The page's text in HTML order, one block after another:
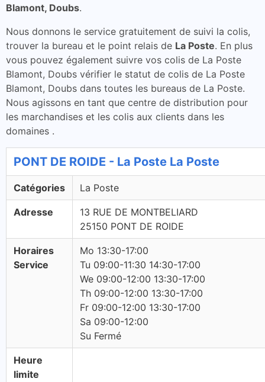
Blamont, Doubs.
Nous donnons le service gratuitement de suivi la colis,
trouver la bureau et le point relais de La Poste. En plus
vous pouvez également suivre vos colis de La Poste
Blamont, Doubs vérifier le statut de colis de La Poste
Blamont, Doubs dans toutes les bureaus de La Poste.
Nous agissons en tant que centre de distribution pour
les marchandises et les colis aux clients dans les
domaines .
PONT DE ROIDE - La Poste La Poste
Catégories La Poste
Adresse
13 RUE DE MONTBELIARD
25150 PONT DE ROIDE
Horaires
Service
Mo 13:30-17:00
Tu 09:00-11:30 14:30-17:00
We 09:00-12:00 13:30-17:00
Th 09:00-12:00 13:30-17:00
Fr 09:00-12:00 13:30-17:00
Sa 09:00-12:00
Su Fermé
Heure
limite